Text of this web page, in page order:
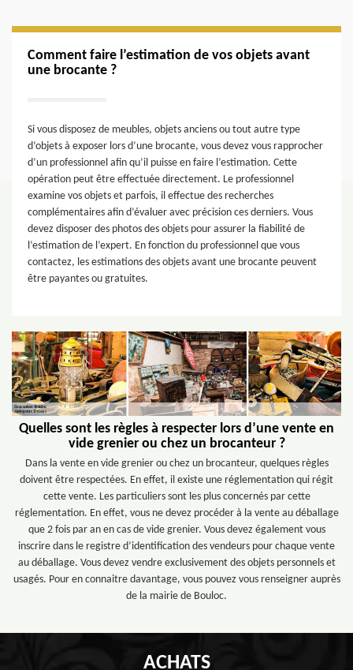
Comment faire l’estimation de vos objets avant
une brocante ?
Si vous disposez de meubles, objets anciens ou tout autre type
d’objets à exposer lors d’une brocante, vous devez vous rapprocher
d’un professionnel afin qu’il puisse en faire l’estimation. Cette
opération peut être effectuée directement. Le professionnel
examine vos objets et parfois, il effectue des recherches
complémentaires afin d’évaluer avec précision ces derniers. Vous
devez disposer des photos des objets pour assurer la fiabilité de
l’estimation de l’expert. En fonction du professionnel que vous
contactez, les estimations des objets avant une brocante peuvent
être payantes ou gratuites.
Quelles sont les règles à respecter lors d’une vente en
vide grenier ou chez un brocanteur ?
Dans la vente en vide grenier ou chez un brocanteur, quelques règles
doivent être respectées. En effet, il existe une réglementation qui régit
cette vente. Les particuliers sont les plus concernés par cette
réglementation. En effet, vous ne devez procéder à la vente au déballage
que 2 fois par an en cas de vide grenier. Vous devez également vous
inscrire dans le registre d’identification des vendeurs pour chaque vente
au déballage. Vous devez vendre exclusivement des objets personnels et
usagés. Pour en connaitre davantage, vous pouvez vous renseigner auprès
de la mairie de Bouloc.
ACHATS